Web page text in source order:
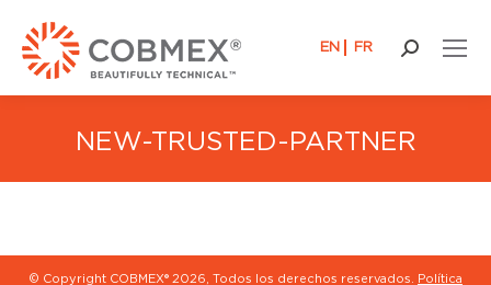
EN FR Buscar:
NEW-TRUSTED-PARTNER
© Copyright COBMEX® 2026, Todos los derechos reservados. Política